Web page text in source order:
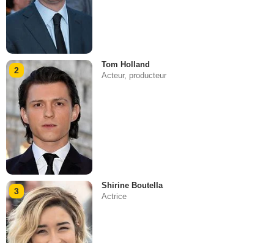
2
Tom Holland
Acteur, producteur
3
Shirine Boutella
Actrice